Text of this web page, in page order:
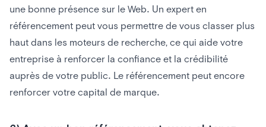
une bonne présence sur le Web. Un expert en
référencement peut vous permettre de vous classer plus
haut dans les moteurs de recherche, ce qui aide votre
entreprise à renforcer la confiance et la crédibilité
auprès de votre public. Le référencement peut encore
renforcer votre capital de marque.